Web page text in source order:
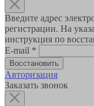
Введите адрес
регистрации. На
инструкция по
E-mail *
Авторизация
Заказать звонок